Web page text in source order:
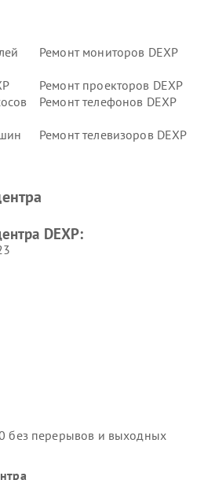
Ремонт мониторов DEXP
Ремонт проекторов DEXP
Ремонт телефонов DEXP
Ремонт телевизоров DEXP
Ремонт мини пк DEXP
DEXP:
без перерывов и выходных